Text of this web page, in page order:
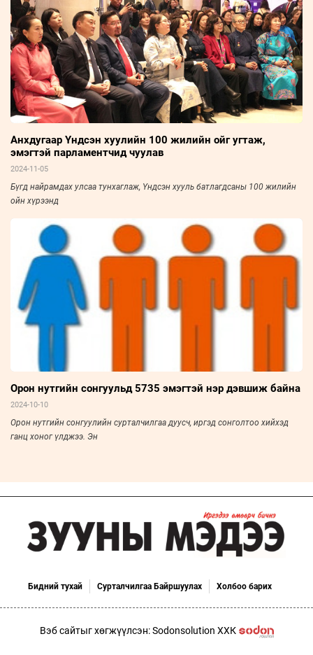
Анхдугаар Үндсэн хуулийн 100 жилийн ойг угтаж,
эмэгтэй парламентчид чуулав
2024-11-05
Бүгд найрамдах улсаа тунхаглаж, Үндсэн хууль батлагдсаны 100 жилийн
ойн хүрээнд
Орон нутгийн сонгуульд 5735 эмэгтэй нэр дэвшиж байна
2024-10-10
Орон нутгийн сонгуулийн сурталчилгаа дуусч, иргэд сонголтоо хийхэд
ганц хоног үлджээ. Эн
Бидний тухай Сурталчилгаа Байршуулах Холбоо барих
Вэб сайтыг хөгжүүлсэн: Sodonsolution ХХК